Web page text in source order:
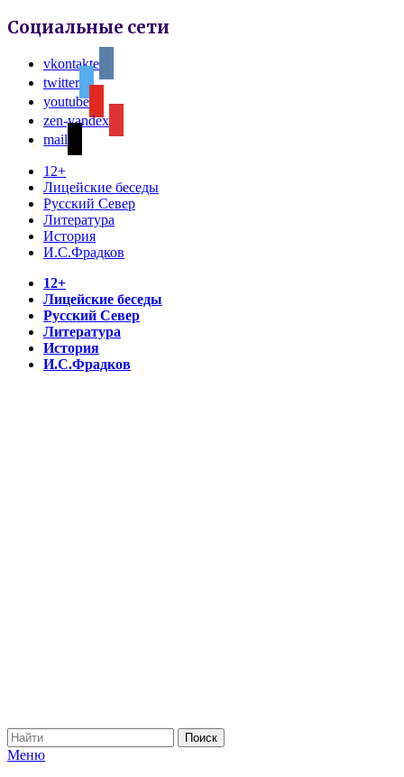
Социальные сети
vkontakte
twitter
youtube
zen-yandex
mail
12+
Лицейские беседы
Русский Север
Литература
История
И.С.Фрадков
12+
Лицейские беседы
Русский Север
Литература
История
И.С.Фрадков
Меню